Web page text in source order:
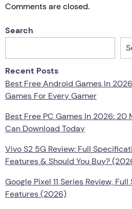
Comments are closed.
Search
Recent Posts
Best Free Android Games In
Games For Every Gamer
Best Free PC Games In 2026: 20
Can Download Today
Vivo S2 5G Review: Full
Features & Should You Buy?
Google Pixel 11 Series Review,
Features (2026)